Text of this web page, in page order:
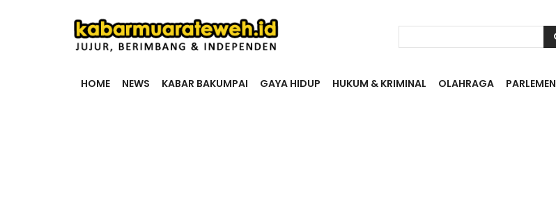
HOME NEWS KABAR BAKUMPAI GAYA HIDUP HUKUM & KRIMINAL OLAHRAGA PARLEMEN